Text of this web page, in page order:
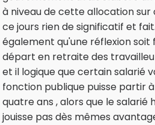
à niveau de cette allocation sur
ce jours rien de significatif et
également qu'une réflexion soit
départ en retraite des
et il logique que certain salarié
fonction publique puisse partir
quatre ans , alors que le salarié
jouisse pas dès mêmes